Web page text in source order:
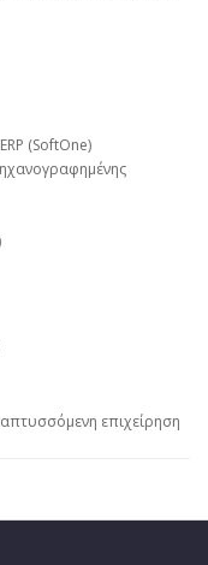
(SoftOne)
επιχείρηση